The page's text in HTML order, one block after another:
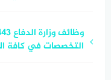
التخصصات في كافة